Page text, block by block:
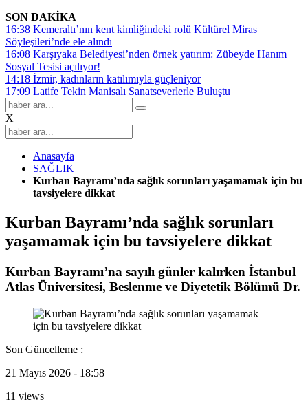
SON DAKİKA
16:38 Kemeraltı’nın kent kimliğindeki rolü Kültürel Miras
Söyleşileri’nde ele alındı
16:08 Karşıyaka Belediyesi’nden örnek yatırım: Zübeyde Hanım
Sosyal Tesisi açılıyor!
14:18 İzmir, kadınların katılımıyla güçleniyor
17:09 Latife Tekin Manisalı Sanatseverlerle Buluştu
X
Anasayfa
SAĞLIK
Kurban Bayramı’nda sağlık sorunları yaşamamak için bu
tavsiyelere dikkat
Kurban Bayramı’nda sağlık sorunları
yaşamamak için bu tavsiyelere dikkat
Kurban Bayramı’na sayılı günler kalırken İstanbul
Atlas Üniversitesi, Beslenme ve Diyetetik Bölümü Dr.
Son Güncelleme :
21 Mayıs 2026 - 18:58
11 views